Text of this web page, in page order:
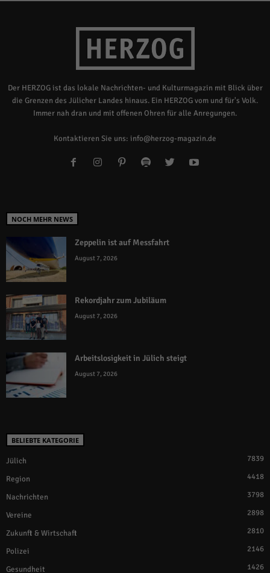
Der HERZOG ist das lokale Nachrichten- und Kulturmagazin mit Blick über
die Grenzen des Jülicher Landes hinaus. Ein HERZOG vom und für's Volk.
Immer nah dran und mit offenen Ohren für alle Anregungen.
Kontaktieren Sie uns: info@herzog-magazin.de
NOCH MEHR NEWS
Zeppelin ist auf Messfahrt
August 7, 2026
Rekordjahr zum Jubiläum
August 7, 2026
Arbeitslosigkeit in Jülich steigt
August 7, 2026
BELIEBTE KATEGORIE
Jülich 7839
Region 4418
Nachrichten 3798
Vereine 2898
Zukunft & Wirtschaft 2810
Polizei 2146
Gesundheit 1426